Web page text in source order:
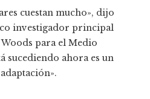
cuestan mucho», dijo
investigador principal
para el Medio
sucediendo ahora es un